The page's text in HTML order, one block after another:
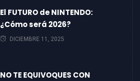
El FUTURO de NINTENDO:
¿Cómo será 2026?
DICIEMBRE 11, 2025
NO TE EQUIVOQUES CON